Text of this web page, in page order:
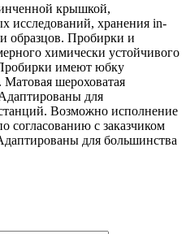
крышкой,
исследований, хранения in-
образцов. Пробирки и
химически устойчивого
имеют юбку
Матовая шероховатая
для
Возможно исполнение
согласованию с заказчиком
для большинства